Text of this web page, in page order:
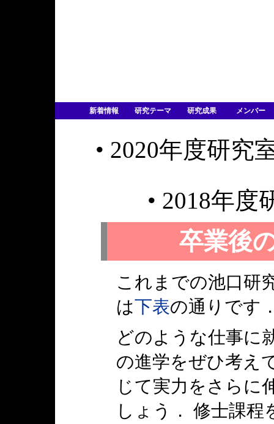
新着情報 研究テーマ 研究成果 メンバー
• 2020年度研究
• 2018年度
卒業後
これまでの池口研
は下表の通りです
どのような仕事に
の進学をぜひ考え
じて実力をさらに
しょう． 修士課